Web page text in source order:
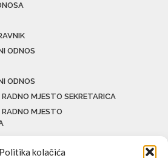
Politika kolačića
ODNOS
ODNOS
MJESTO SEKRETARICA
MJESTO